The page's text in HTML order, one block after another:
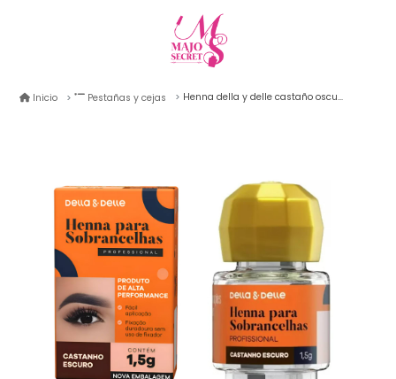
Inicio Pestañas y cejas Henna della y delle castaño oscuro 1.5gr